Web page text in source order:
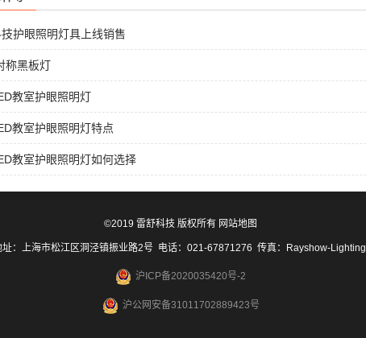
护眼照明灯具上线销售
称黑板灯
教室护眼照明灯
教室护眼照明灯特点
教室护眼照明灯如何选择
©2019 雷舒科技 版权所有 网站地图
址：上海市松江区洞泾镇振业路2号 电话：021-67871276 传真：Rayshow-Lighting
沪ICP备2020035420号-2
沪公网安备31011702889423号